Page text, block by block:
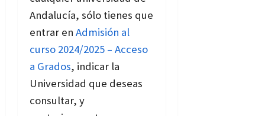
Andalucía, sólo tienes que
entrar en Admisión al
curso 2024/2025 – Acceso
a Grados, indicar la
Universidad que deseas
consultar, y